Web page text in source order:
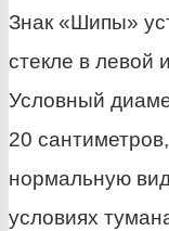
Знак «Шипы»
стекле в левой
Условный
20
нормальную
условиях